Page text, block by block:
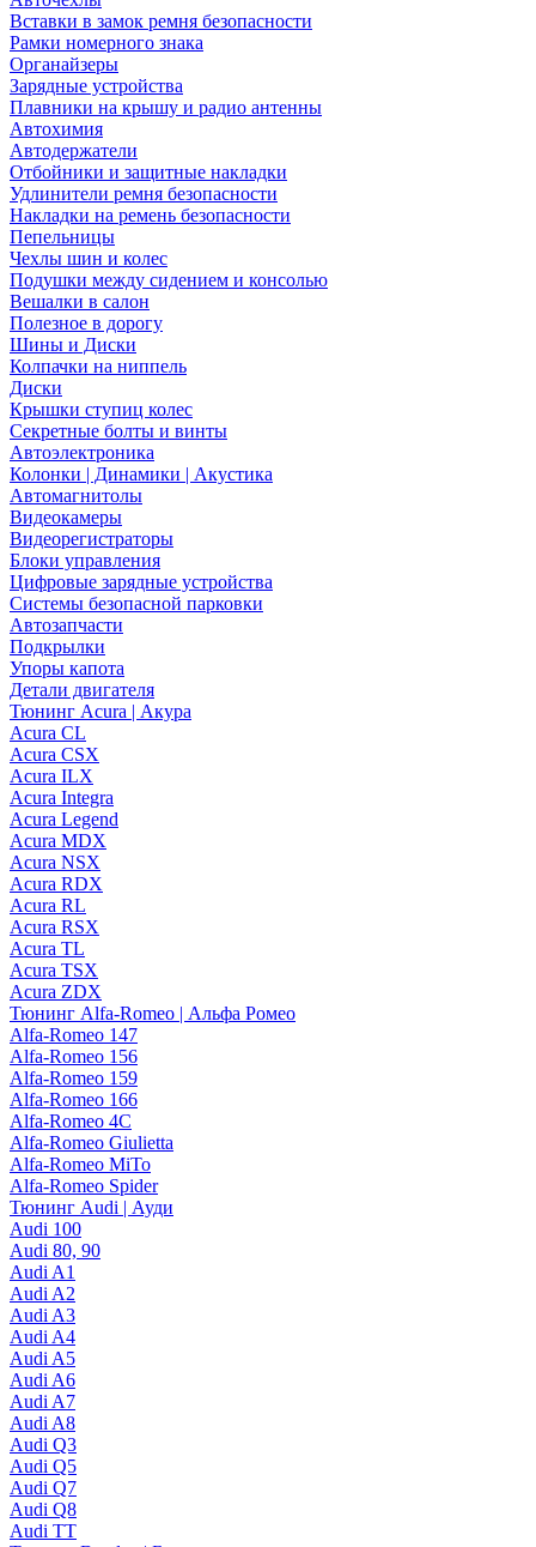
Вставки в замок ремня безопасности
Рамки номерного знака
Органайзеры
Зарядные устройства
Плавники на крышу и радио антенны
Автохимия
Автодержатели
Отбойники и защитные накладки
Удлинители ремня безопасности
Накладки на ремень безопасности
Пепельницы
Чехлы шин и колес
Подушки между сидением и консолью
Вешалки в салон
Полезное в дорогу
Шины и Диски
Колпачки на ниппель
Диски
Крышки ступиц колес
Секретные болты и винты
Автоэлектроника
Колонки | Динамики | Акустика
Автомагнитолы
Видеокамеры
Видеорегистраторы
Блоки управления
Цифровые зарядные устройства
Системы безопасной парковки
Автозапчасти
Подкрылки
Упоры капота
Детали двигателя
Тюнинг Acura | Акура
Acura CL
Acura CSX
Acura ILX
Acura Integra
Acura Legend
Acura MDX
Acura NSX
Acura RDX
Acura RL
Acura RSX
Acura TL
Acura TSX
Acura ZDX
Тюнинг Alfa-Romeo | Альфа Ромео
Alfa-Romeo 147
Alfa-Romeo 156
Alfa-Romeo 159
Alfa-Romeo 166
Alfa-Romeo 4C
Alfa-Romeo Giulietta
Alfa-Romeo MiTo
Alfa-Romeo Spider
Тюнинг Audi | Ауди
Audi 100
Audi 80, 90
Audi A1
Audi A2
Audi A3
Audi A4
Audi A5
Audi A6
Audi A7
Audi A8
Audi Q3
Audi Q5
Audi Q7
Audi Q8
Audi TT